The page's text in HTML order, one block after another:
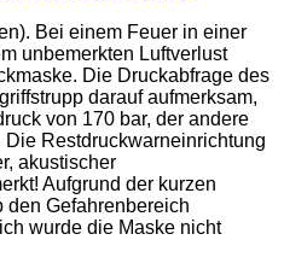
Bei einem Feuer in einer
unbemerkten Luftverlust
Die Druckabfrage des
darauf aufmerksam,
von 170 bar, der andere
Restdruckwarneinrichtung
akustischer
Aufgrund der kurzen
den Gefahrenbereich
wurde die Maske nicht